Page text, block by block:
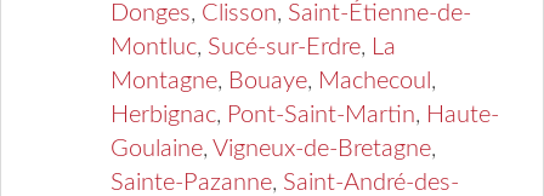
Donges, Clisson, Saint-Étienne-de-
Montluc, Sucé-sur-Erdre, La
Montagne, Bouaye, Machecoul ,
Herbignac, Pont-Saint-Martin, Haute-
Goulaine, Vigneux-de-Bretagne,
Sainte-Pazanne, Saint-André-des-